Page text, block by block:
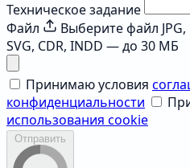
Техническое задание
Файл
Выберите файл
SVG, CDR, INDD — до 30 МБ
Принимаю условия
конфиденциальности
использования cookie
Отправить